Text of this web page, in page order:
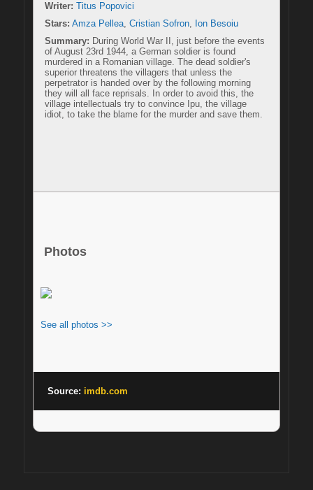
Writer: Titus Popovici
Stars: Amza Pellea, Cristian Sofron, Ion Besoiu
Summary: During World War II, just before the events
of August 23rd 1944, a German soldier is found
murdered in a Romanian village. The dead soldier's
superior threatens the villagers that unless the
perpetrator is handed over by the following morning
they will all face reprisals. In order to avoid this, the
village intellectuals try to convince Ipu, the village
idiot, to take the blame for the murder and save them.
Photos
See all photos >>
Source: imdb.com